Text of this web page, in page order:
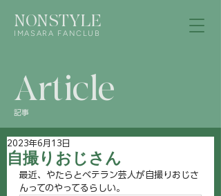
NONSTYLE
IMASARA FANCLUB
Article
記事
自撮りおじさん
2023年6月13日
最近、やたらとベテラン芸人が自撮りおじさ
んってのやってるらしい。